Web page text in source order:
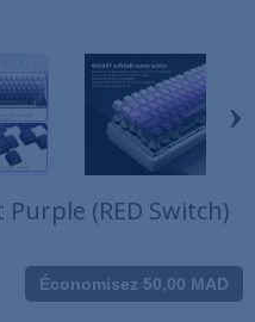
›
(RED Switch)
Économisez 50,00 MAD